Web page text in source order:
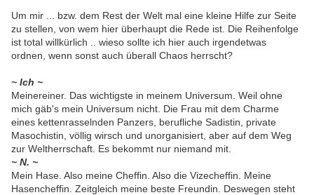
Um mir ... bzw. dem Rest der Welt mal eine kleine Hilfe zur Seite
zu stellen, von wem hier überhaupt die Rede ist. Die Reihenfolge
ist total willkürlich .. wieso sollte ich hier auch irgendetwas
ordnen, wenn sonst auch überall Chaos herrscht?
~ Ich ~
Meinereiner. Das wichtigste in meinem Universum. Weil ohne
mich gäb's mein Universum nicht. Die Frau mit dem Charme
eines kettenrasselnden Panzers, berufliche Sadistin, private
Masochistin, völlig wirsch und unorganisiert, aber auf dem Weg
zur Weltherrschaft. Es bekommt nur niemand mit.
~ N. ~
Mein Hase. Also meine Cheffin. Also die Vizecheffin. Meine
Hasencheffin. Zeitgleich meine beste Freundin. Deswegen steht